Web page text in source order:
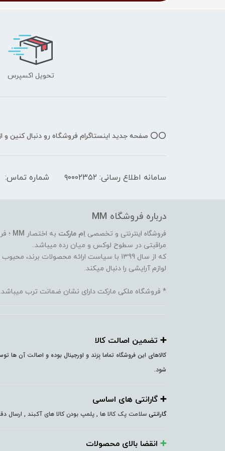
تحویل اکسپرس
⭕️⭕️ صفحه جدید اینستاگرام فروشگاه رو دنبال کنین
سامانه اطلاع رسانی: ۹۰۰۰۲۳۵۲ شماره تماس:
درباره فروشگاه MM
فروشگاه اینترنتی و تخصصی اِم مارکت به اختصار MM ؛
مراقبتی در سطوح لوکس و میان رده میباشد..
که از سال 1399 با سیاست ارائه محصولات
لوازم آرایشی را دنبال میکند.
* فروشگاه ملکی مارکت دارای نشان ضمانت ترب میباشد.
➕️ تضمین اصالت کالا
کالاهای این فروشگاه تماما بِرَند و اورجینال بوده و اصالت آن ها
شود.
➕️ گارانتی های اساسی
گارانتی سلامت پک کالا ها , پلمپ بودن کالا های آکبند ,
➕️ انقضا بالای محصولات